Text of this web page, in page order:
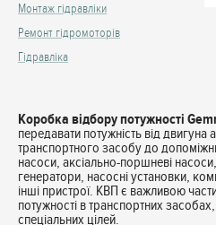
Монтаж гідравліки
Ремонт гідромоторів
Гідравліка
Коробка відбору потужності
передавати потужність від
транспортного засобу до
насоси, аксіально-поршневі
генератори, насосні установки,
інші пристрої. КВП є важливою
потужності в транспортних
спеціальних цілей.